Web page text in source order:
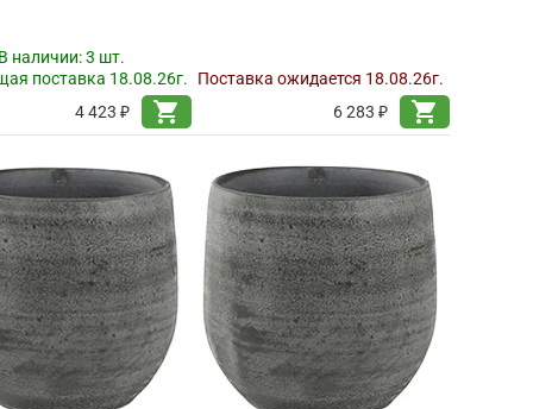
наличии:3 шт.
поставка 18.08.26г.
4 423 ₽
shopping_cart
Поставка ожидается 18.08.26г.
6 283 ₽
shopping_cart